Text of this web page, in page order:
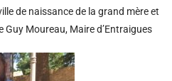
de naissance de la grand mère et
Moureau, Maire d’Entraigues